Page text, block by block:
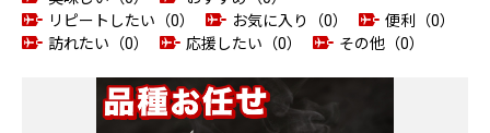
リピートしたい（0）
お気に入り（0）
便利（0）
訪れたい（0）
応援したい（0） その他（0）